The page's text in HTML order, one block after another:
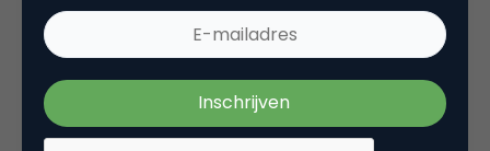
Dit artikel is onderdeel van een serie artikelen over
Facebook Marketing die zal resulteren resulteren in
een whitepaper over dit fenomeen die via
Marketingfacts zal worden gepubliceerd. In dit
whitepaper zal het ontwikkelen van een goede